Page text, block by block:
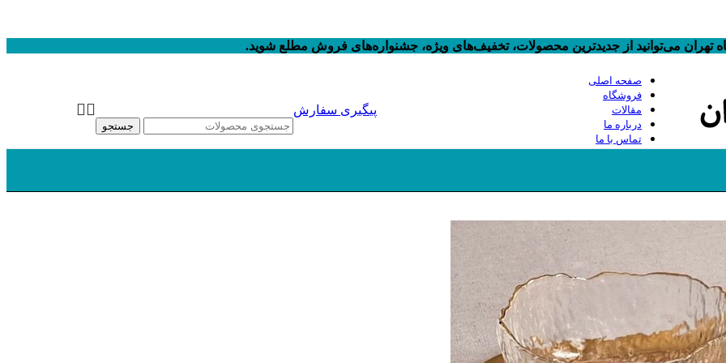
تهران می‌توانید از جدیدترین محصولات، تخفیف‌های ویژه، جشنواره‌های فروش مطلع شوید.
صفحه اصلی
فروشگاه
مقالات
درباره ما
تماس با ما
پیگیری سفارش
جستجو